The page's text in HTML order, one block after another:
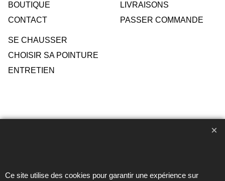
BOUTIQUE
CONTACT
LIVRAISONS
PASSER COMMANDE
SE CHAUSSER
CHOISIR SA POINTURE
ENTRETIEN
sites Avril chausseur confort est strictement interdite sous
Ce site utilise des cookies pour garantir une expérience sur